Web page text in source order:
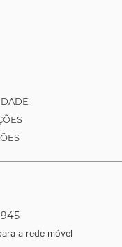
a rede móvel